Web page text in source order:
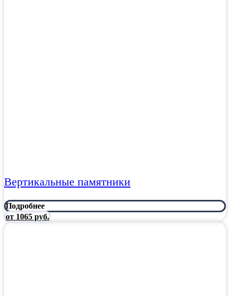
Вертикальные памятники
Подробнее
от 1065 руб.